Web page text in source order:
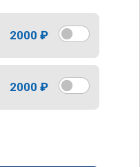
2000 ₽
2000 ₽